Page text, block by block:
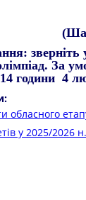
зверніть
За
години 4
обласного
у 2025/2026